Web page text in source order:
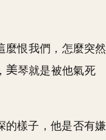
麼恨我們，怎麼突然
琴就是被他氣死
的樣子，他是否有嫌